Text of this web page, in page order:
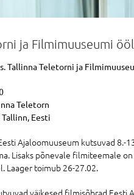
ja Filmimuuseumi
Tallinna Teletorni ja
Teletorn
Eesti
Ajaloomuuseum kutsuvad 8.-
Lisaks põnevale filmiteemale
Laager toimub 26-27.02.
väikesed filmisõbrad